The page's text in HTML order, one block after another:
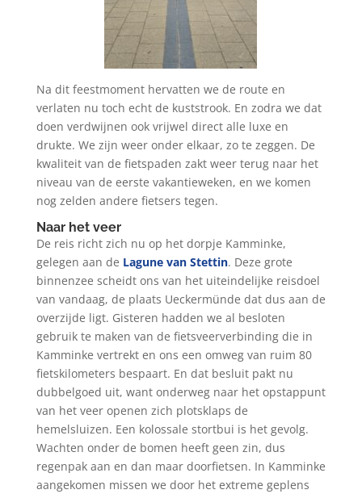
Na dit feestmoment hervatten we de route en
verlaten nu toch echt de kuststrook. En zodra we dat
doen verdwijnen ook vrijwel direct alle luxe en
drukte. We zijn weer onder elkaar, zo te zeggen. De
kwaliteit van de fietspaden zakt weer terug naar het
niveau van de eerste vakantieweken, en we komen
nog zelden andere fietsers tegen.
Naar het veer
De reis richt zich nu op het dorpje Kamminke,
gelegen aan de Lagune van Stettin. Deze grote
binnenzee scheidt ons van het uiteindelijke reisdoel
van vandaag, de plaats Ueckermünde dat dus aan de
overzijde ligt. Gisteren hadden we al besloten
gebruik te maken van de fietsveerverbinding die in
Kamminke vertrekt en ons een omweg van ruim 80
fietskilometers bespaart. En dat besluit pakt nu
dubbelgoed uit, want onderweg naar het opstappunt
van het veer openen zich plotsklaps de
hemelsluizen. Een kolossale stortbui is het gevolg.
Wachten onder de bomen heeft geen zin, dus
regenpak aan en dan maar doorfietsen. In Kamminke
aangekomen missen we door het extreme geplens